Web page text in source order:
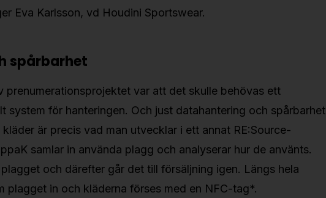
Eva Karlsson, vd Houdini Sportswear.
spårbarhet
prenumerationsprojektet var att det skulle behövas ett
system för hanteringen. Och just datahantering och spårbarhet
är precis vad man utvecklar i ett annat RE:Source-
samlar in använda plagg och analyserar hur de använts.
och därefter går det till försäljning igen. Längs hela
plagget in och kläderna förses med en NFC-tag*.